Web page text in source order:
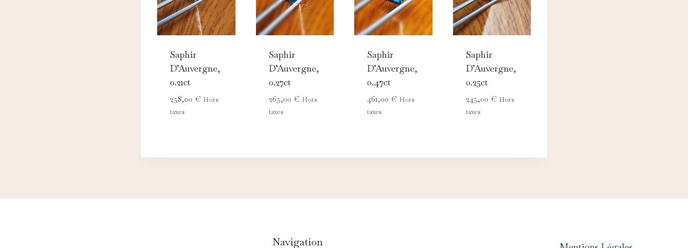
Saphir
D’Auvergne,
0.21ct
258,00 € Hors
taxes
Saphir
D’Auvergne,
0.27ct
265,00 € Hors
taxes
Saphir
D’Auvergne,
0.47ct
461,00 € Hors
taxes
Saphir
D’Auvergne,
0.25ct
245,00 € Hors
taxes
Navigation